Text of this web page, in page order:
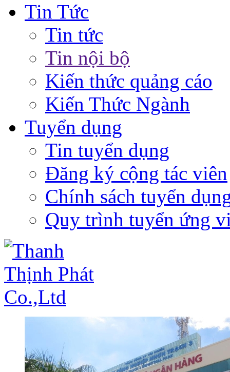
Tin Tức
Tin tức
Tin nội bộ
Kiến thức quảng cáo
Kiến Thức Ngành
Tuyển dụng
Tin tuyển dụng
Đăng ký cộng tác viên
Chính sách tuyển
Quy trình tuyển ứng